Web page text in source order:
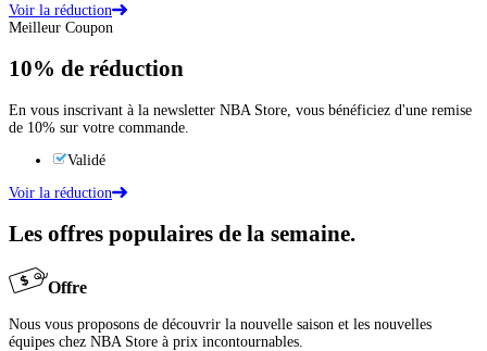
Voir la réduction
Meilleur Coupon
10% de réduction
En vous inscrivant à la newsletter NBA Store, vous bénéficiez d'une remise
de 10% sur votre commande.
Validé
Voir la réduction
Les offres populaires de la semaine.
Offre
Nous vous proposons de découvrir la nouvelle saison et les nouvelles
équipes chez NBA Store à prix incontournables.